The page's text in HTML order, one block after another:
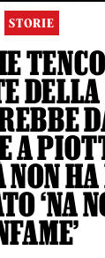
STORIE
DELLA
A
NON
‘NA